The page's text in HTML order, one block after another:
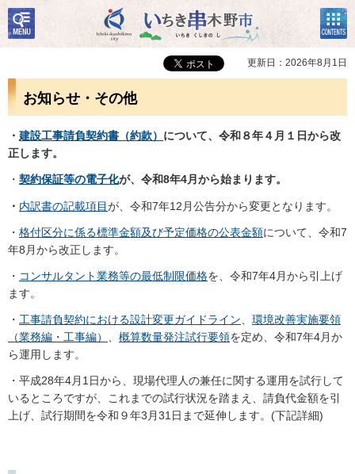
いちき串木野市
検
索・
共通
コン
テン
ツメ
ニュ
更新日：2026年8月1日
お知らせ・その他
・ 建設工事請負契約書（約款） について、令和８年４月１日から改
正します。
・ 契約保証等の電子化が、令和8年4月から始まります。
・ 内訳書の記載項目が、令和7年12月公告分から変更となります。
・ 格付区分に係る標準金額及び予定価格の公表金額について、令和7
年8月から改正します。
・ コンサルタント業務等の最低制限価格を、令和7年4月から引上げ
ます。
・ 工事請負契約における設計変更ガイドライン
環境改善実施要領
（業務編・工事編）
概算数量発注試行要領を定め、令和7年4月か
ら運用します。
・平成28年4月1日から、現場代理人の兼任に関する運用を試行して
いるところですが、これまでの試行状況を踏まえ、請負代金額を引
上げ、試行期間を令和９年3月31日まで延伸します。(下記詳細)